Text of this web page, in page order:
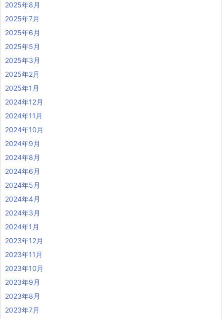
2025年8月
2025年7月
2025年6月
2025年5月
2025年3月
2025年2月
2025年1月
2024年12月
2024年11月
2024年10月
2024年9月
2024年8月
2024年6月
2024年5月
2024年4月
2024年3月
2024年1月
2023年12月
2023年11月
2023年10月
2023年9月
2023年8月
2023年7月